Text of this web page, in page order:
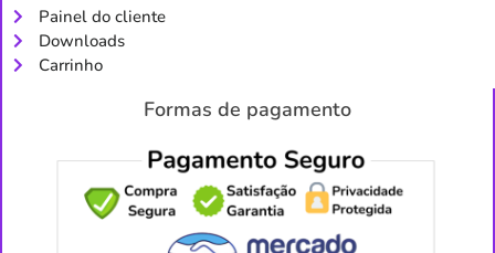
Painel do cliente
Downloads
Carrinho
Formas de pagamento